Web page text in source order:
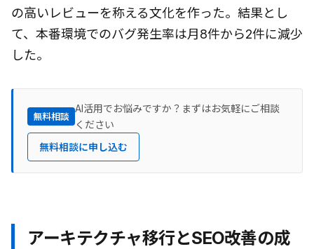
の高いレビューを称える文化を作った。結果とし
て、本番環境でのバグ発生率は月8件から2件に減少
した。
無料相談
AI活用でお悩みですか？まずはお気軽にご相談
ください
無料相談に申し込む
アーキテクチャ移行とSEO改善の成